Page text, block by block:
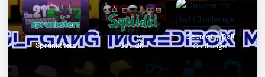
Sprunksters Squidki
Geometry Ball
Challenge